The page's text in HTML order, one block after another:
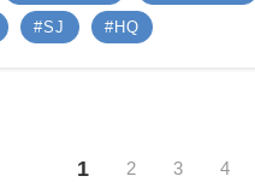
SJ HQ
1 2 3 4